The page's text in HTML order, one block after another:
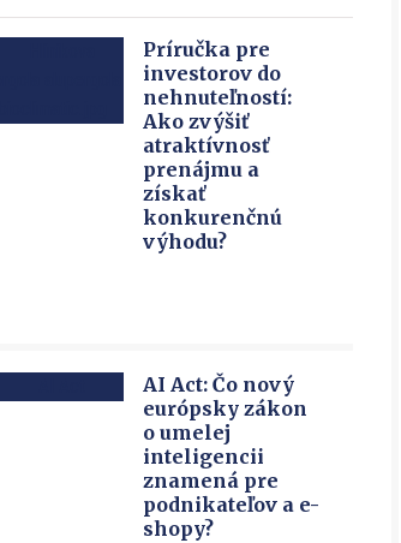
Príručka pre
investorov do
nehnuteľností:
Ako zvýšiť
atraktívnosť
prenájmu a
získať
konkurenčnú
výhodu?
AI Act: Čo nový
európsky zákon
o umelej
inteligencii
znamená pre
podnikateľov a e-
shopy?